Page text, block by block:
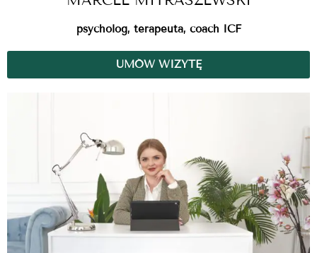
psycholog, terapeuta, coach ICF
UMÓW WIZYTĘ